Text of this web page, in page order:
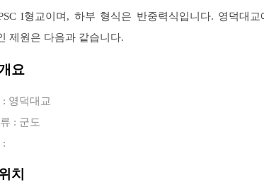
I형교이며, 하부 형식은 반중력식입니다. 영덕대교
제원은 다음과 같습니다.
요
: 영덕대교
: 군도
:
치